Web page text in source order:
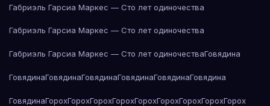
Габриэль Гарсиа Маркес — Сто лет одиночества
Габриэль Гарсиа Маркес — Сто лет одиночества
Габриэль Гарсиа Маркес — Сто лет одиночестваГовядина
ГовядинаГовядинаГовядинаГовядинаГовядинаГовядина
ГовядинаГорохГорохГорохГорохГорохГорохГорохГорохГорох